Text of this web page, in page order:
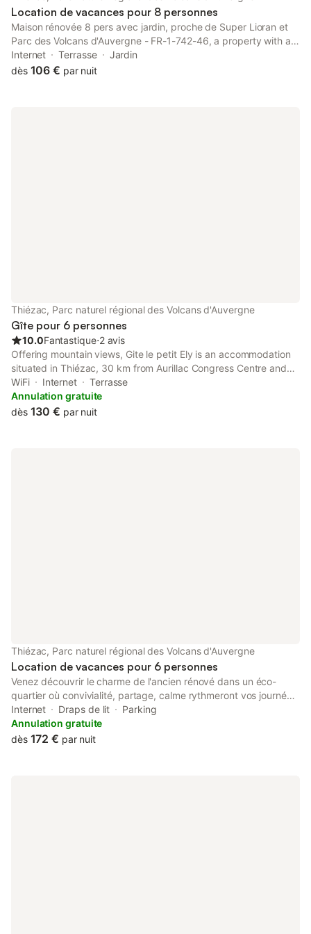
Location de vacances pour 8 personnes
Maison rénovée 8 pers avec jardin, proche de Super Lioran et
Parc des Volcans d'Auvergne - FR-1-742-46, a property with a
garden, is located in Thiézac, 26 km from Cantal Auvergne
Stadium, 26 km from Col d'Entremont, as well as 29 km from
Internet Terrasse
Jardin
dès 106 € par nuit
Thiézac, Parc naturel régional des Volcans d'Auvergne
Gîte pour 6 personnes
10.0Fantastique⋅2 avis
Offering mountain views, Gite le petit Ely is an accommodation
situated in Thiézac, 30 km from Aurillac Congress Centre and
31 km from Cantal Auvergne Stadium. This property offers
access to a terrace, free private parking and free WiFi.
WiFi Internet
Terrasse
Annulation gratuite
dès 130 € par nuit
Thiézac, Parc naturel régional des Volcans d'Auvergne
Location de vacances pour 6 personnes
Venez découvrir le charme de l'ancien rénové dans un éco-
quartier où convivialité, partage, calme rythmeront vos journées
avec l'espace détente (jeux de société, bibliothèque, billard,
baby-foot). En haute saison si vous le souhaitez, méditations
guidées, randonnées accompagnées, atelier céramique
Internet Draps de lit
Parking
Annulation gratuite
dès 172 € par nuit